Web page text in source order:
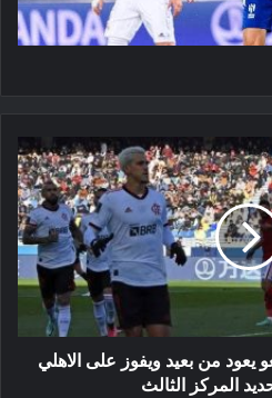
يعود من بعيد ويفوز على الاهلي
المركز الثالث